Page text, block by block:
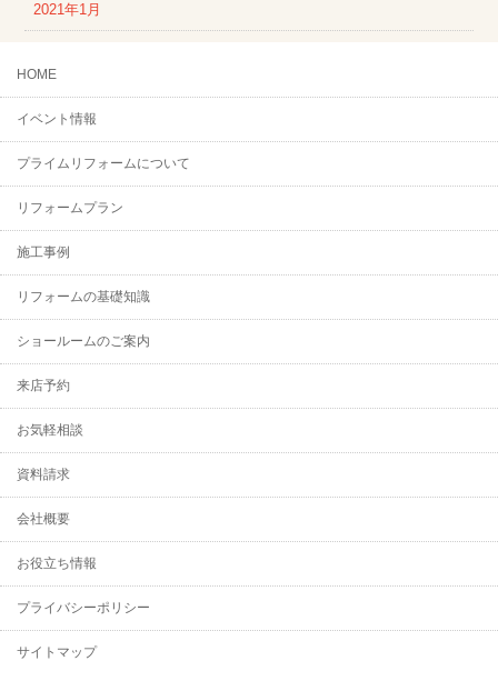
2021年1月
HOME
イベント情報
プライムリフォームについて
リフォームプラン
施工事例
リフォームの基礎知識
ショールームのご案内
来店予約
お気軽相談
資料請求
会社概要
お役立ち情報
プライバシーポリシー
サイトマップ